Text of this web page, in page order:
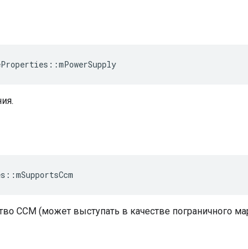
::mPowerSupply
::mSupportsCcm
CCM (может выступать в качестве пограничного